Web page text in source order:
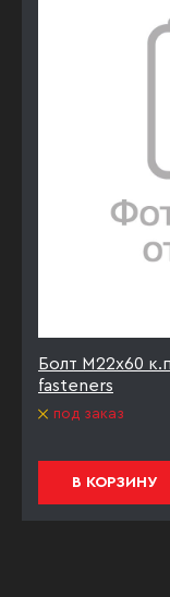
Болт М22х60
fasteners
под заказ
В КОРЗИНУ